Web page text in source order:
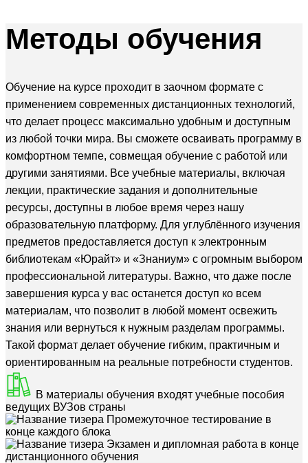
Методы обучения
Обучение на курсе проходит в заочном формате с
применением современных дистанционных технологий,
что делает процесс максимально удобным и доступным
из любой точки мира. Вы сможете осваивать программу в
комфортном темпе, совмещая обучение с работой или
другими занятиями. Все учебные материалы, включая
лекции, практические задания и дополнительные
ресурсы, доступны в любое время через нашу
образовательную платформу. Для углублённого изучения
предметов предоставляется доступ к электронным
библиотекам «Юрайт» и «Знаниум» с огромным выбором
профессиональной литературы. Важно, что даже после
завершения курса у вас останется доступ ко всем
материалам, что позволит в любой момент освежить
знания или вернуться к нужным разделам программы.
Такой формат делает обучение гибким, практичным и
ориентированным на реальные потребности студентов.
В материалы обучения входят учебные пособия
ведущих ВУЗов страны
Промежуточное тестирование в
конце каждого блока
Экзамен и дипломная работа в конце
дистанционного обучения